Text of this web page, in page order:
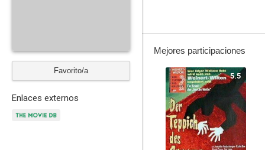
Favorito/a
Enlaces externos
Mejores participaciones
5.5